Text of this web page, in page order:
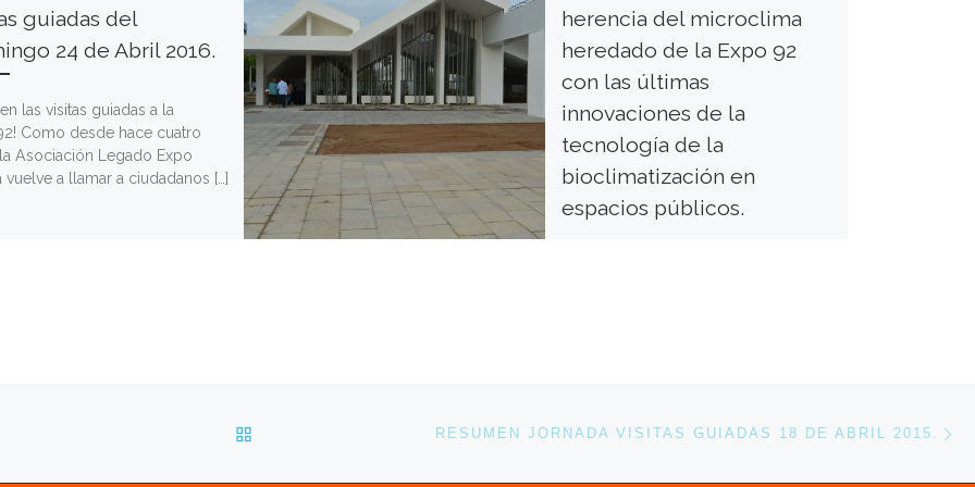
guiadas del
24 de Abril 2016.
las visitas guiadas a la
Como desde hace cuatro
Asociación Legado Expo
vuelve a llamar a ciudadanos […]
herencia del microclima
heredado de la Expo 92
con las últimas
innovaciones de la
tecnología de la
bioclimatización en
espacios públicos.
VOLVER A LA LISTA DE ENTRADASRESUMEN JORNADA VISITAS GUIADAS 18 DE ABRIL 2015.